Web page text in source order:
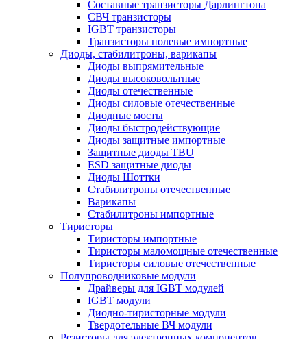
Составные транзисторы Дарлингтона
СВЧ транзисторы
IGBT транзисторы
Транзисторы полевые импортные
Диоды, стабилитроны, варикапы
Диоды выпрямительные
Диоды высоковольтные
Диоды отечественные
Диоды силовые отечественные
Диодные мосты
Диоды быстродействующие
Диоды защитные импортные
Защитные диоды TBU
ESD защитные диоды
Диоды Шоттки
Стабилитроны отечественные
Варикапы
Стабилитроны импортные
Тиристоры
Тиристоры импортные
Тиристоры маломощные отечественные
Тиристоры силовые отечественные
Полупроводниковые модули
Драйверы для IGBT модулей
IGBT модули
Диодно-тиристорные модули
Твердотельные ВЧ модули